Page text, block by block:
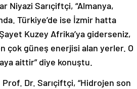
Niyazi Sarıçiftçi, “Almanya,
Türkiye’de ise İzmir hatta
Kuzey Afrika’ya giderseniz,
çok güneş enerjisi alan yerler. O
aittir” diye konuştu.
Dr. Sarıçiftçi, “Hidrojen son